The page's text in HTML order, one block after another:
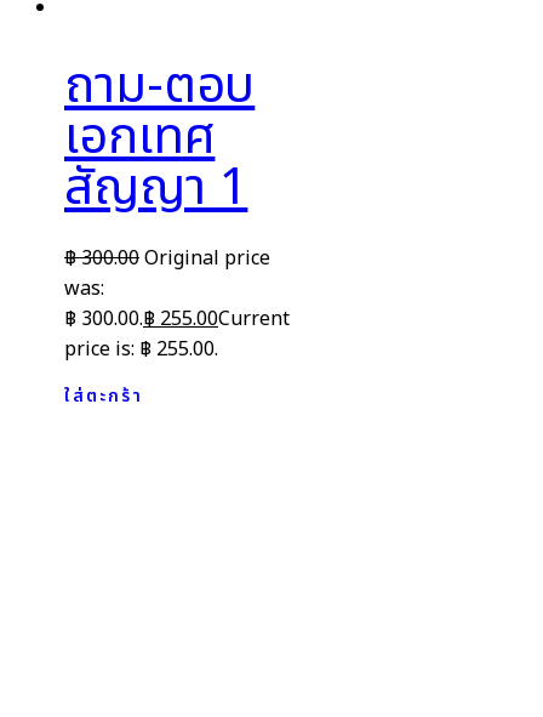
ถาม-ตอบ
เอกเทศ
สัญญา 1
฿300.00Original price
was:
฿ 300.00.฿ 255.00Current
price is: ฿ 255.00.
ใส่ตะกร้า